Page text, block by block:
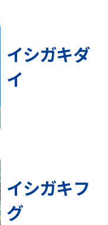
イシガキダ
イ
イシガキフ
グ